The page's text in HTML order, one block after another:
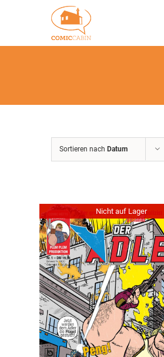
springen
Sortieren nach Datum
Nicht auf Lager